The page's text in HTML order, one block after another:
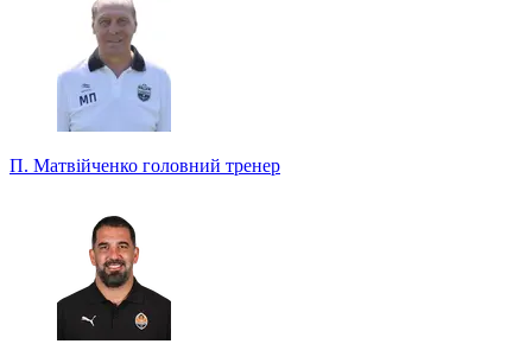
П. Матвійченко головний тренер